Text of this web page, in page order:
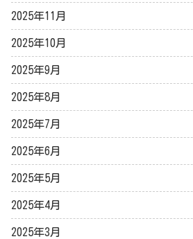
2025年11月
2025年10月
2025年9月
2025年8月
2025年7月
2025年6月
2025年5月
2025年4月
2025年3月